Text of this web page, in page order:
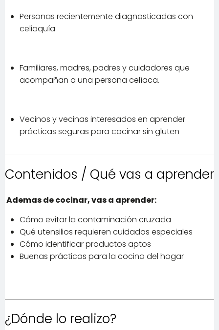
Personas recientemente diagnosticadas con
celiaquía
Familiares, madres, padres y cuidadores que
acompañan a una persona celíaca.
Vecinos y vecinas interesados en aprender
prácticas seguras para cocinar sin gluten
Contenidos / Qué vas a aprender
Ademas de cocinar, vas a aprender:
Cómo evitar la contaminación cruzada
Qué utensilios requieren cuidados especiales
Cómo identificar productos aptos
Buenas prácticas para la cocina del hogar
¿Dónde lo realizo?